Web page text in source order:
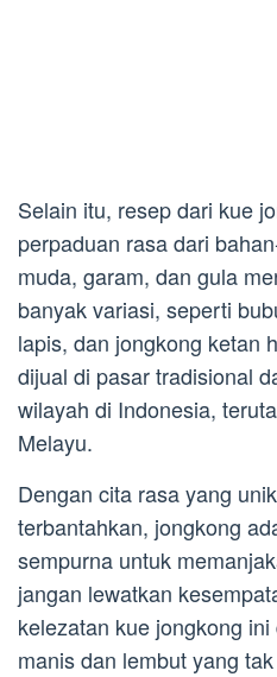
Selain itu, resep dari kue
perpaduan rasa dari
muda, garam, dan gula
banyak variasi, seperti
lapis, dan jongkong ketan
dijual di pasar tradisional
wilayah di Indonesia,
Melayu.
Dengan cita rasa yang
terbantahkan, jongkong
sempurna untuk
jangan lewatkan
kelezatan kue jongkong
manis dan lembut yang